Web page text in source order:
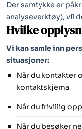
Der samtykke er
analyseverktøy), vil
Hvilke
Vi kan samle inn
situasjoner:
Når du kontakter
kontaktskjema
Når du frivillig
Når du besøker